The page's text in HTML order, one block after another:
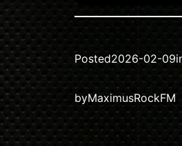
Posted2026-02-09
byMaximusRockFM